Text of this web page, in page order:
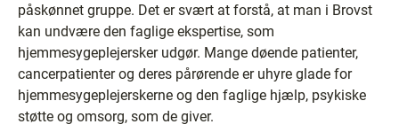
påskønnet gruppe. Det er svært at forstå, at man i Brovst
kan undvære den faglige ekspertise, som
hjemmesygeplejersker udgør. Mange døende patienter,
cancerpatienter og deres pårørende er uhyre glade for
hjemmesygeplejerskerne og den faglige hjælp, psykiske
støtte og omsorg, som de giver.